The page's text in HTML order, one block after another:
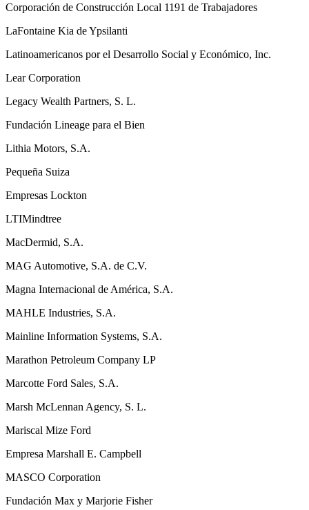
Corporación de Construcción Local 1191 de Trabajadores
LaFontaine Kia de Ypsilanti
Latinoamericanos por el Desarrollo Social y Económico, Inc.
Lear Corporation
Legacy Wealth Partners, S. L.
Fundación Lineage para el Bien
Lithia Motors, S.A.
Pequeña Suiza
Empresas Lockton
LTIMindtree
MacDermid, S.A.
MAG Automotive, S.A. de C.V.
Magna Internacional de América, S.A.
MAHLE Industries, S.A.
Mainline Information Systems, S.A.
Marathon Petroleum Company LP
Marcotte Ford Sales, S.A.
Marsh McLennan Agency, S. L.
Mariscal Mize Ford
Empresa Marshall E. Campbell
MASCO Corporation
Fundación Max y Marjorie Fisher